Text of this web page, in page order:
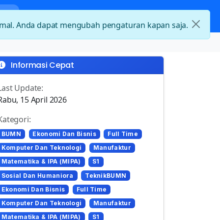
Informasi Cepat
Update:
15 April 2026
BUMN Ekonomi Dan Bisnis
Full Time
Komputer Dan Teknologi
Manufaktur
Matematika & IPA (MIPA)
S1
Sosial Dan Humaniora
TeknikBUMN
Ekonomi Dan Bisnis
Full Time
Komputer Dan Teknologi
Manufaktur
Matematika & IPA (MIPA)
S1
Anda dapat mengubah pengaturan kapan saja.